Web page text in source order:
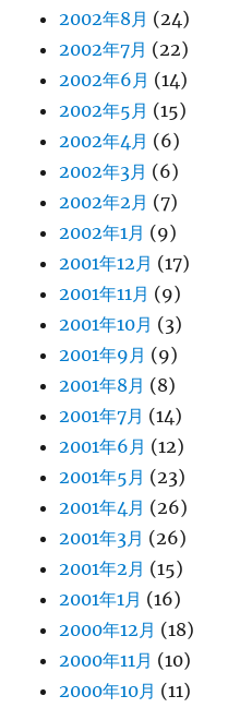
2002年8月 (24)
2002年7月 (22)
2002年6月 (14)
2002年5月 (15)
2002年4月 (6)
2002年3月 (6)
2002年2月 (7)
2002年1月 (9)
2001年12月 (17)
2001年11月 (9)
2001年10月 (3)
2001年9月 (9)
2001年8月 (8)
2001年7月 (14)
2001年6月 (12)
2001年5月 (23)
2001年4月 (26)
2001年3月 (26)
2001年2月 (15)
2001年1月 (16)
2000年12月 (18)
2000年11月 (10)
2000年10月 (11)